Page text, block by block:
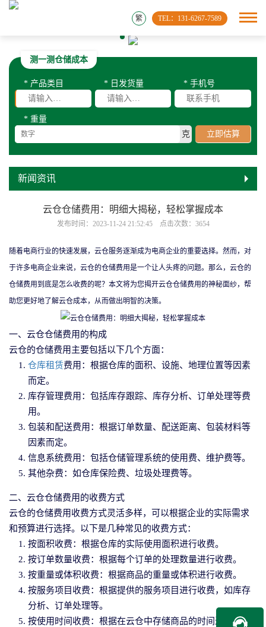
TEL：131-6267-7589
繁
测一测仓储成本
* 产品类目 * 日发货量 * 手机号
* 重量
克
立即估算
新闻资讯
云仓仓储费用：明细大揭秘，轻松掌握成本
发布时间：2023-11-24 21:52:45 点击次数：3654
随着电商行业的快速发展，云仓服务逐渐成为电商企业的重要选择。然而，对
于许多电商企业来说，云仓的仓储费用是一个让人头疼的问题。那么，云仓的
仓储费用到底是怎么收费的呢？本文将为您揭开云仓仓储费用的神秘面纱，帮
助您更好地了解云仓成本，从而做出明智的决策。
一、云仓仓储费用的构成
云仓的仓储费用主要包括以下几个方面：
仓库租赁费用：根据仓库的面积、设施、地理位置等因素
而定。
库存管理费用：包括库存跟踪、库存分析、订单处理等费
用。
包装和配送费用：根据订单数量、配送距离、包装材料等
因素而定。
信息系统费用：包括仓储管理系统的使用费、维护费等。
其他杂费：如仓库保险费、垃圾处理费等。
二、云仓仓储费用的收费方式
云仓的仓储费用收费方式灵活多样，可以根据企业的实际需求
和预算进行选择。以下是几种常见的收费方式：
按面积收费：根据仓库的实际使用面积进行收费。
按订单数量收费：根据每个订单的处理数量进行收费。
按重量或体积收费：根据商品的重量或体积进行收费。
按服务项目收费：根据提供的服务项目进行收费，如库存
分析、订单处理等。
按使用时间收费：根据在云仓中存储商品的时间进行收